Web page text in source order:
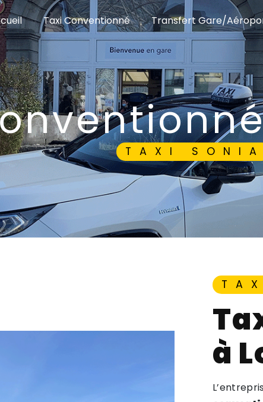
Taxi Conventionné Transfert Gare/
TAXI SONIA
taxi conventionné
à